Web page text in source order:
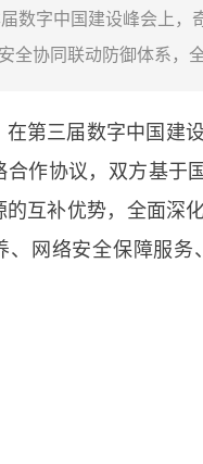
数字中国建设峰会上，
全协同联动防御体系，
三届数字中国建设
合作协议，双方基于
的互补优势，全面深
、网络安全保障服